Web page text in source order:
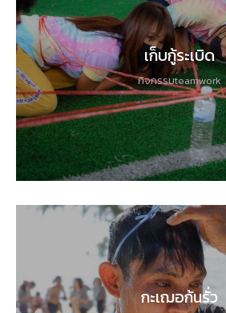
เก็บกู้ระเบิด
กิจกรรมteamwork
กะเฌอก้นรั่ว